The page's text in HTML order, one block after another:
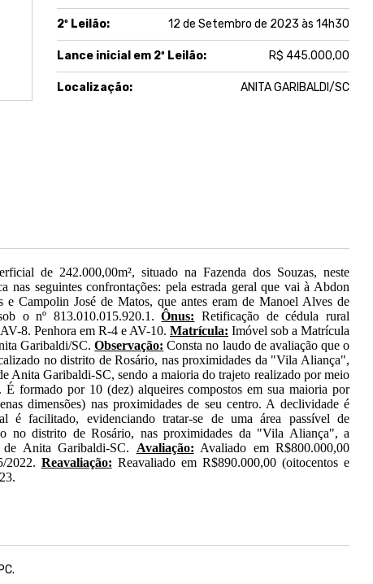
2º Leilão: 12 de Setembro de 2023 às 14h30
Lance inicial em 2º Leilão: R$ 445.000,00
Localização: ANITA GARIBALDI/SC
de 242.000,00m², situado na Fazenda dos Souzas, neste
seguintes confrontações: pela estrada geral que vai à Abdon
Campolin José de Matos, que antes eram de Manoel Alves de
o nº 813.010.015.920.1.Ônus: Retificação de cédula rural
8. Penhora em R-4 e AV-10. Matrícula: Imóvel sob a Matrícula
Garibaldi/SC.Observação: Consta no laudo de avaliação que o
no distrito de Rosário, nas proximidades da "Vila Aliança",
Anita Garibaldi-SC, sendo a maioria do trajeto realizado por meio
É formado por 10 (dez) alqueires compostos em sua maioria por
dimensões) nas proximidades de seu centro. A declividade é
é facilitado, evidenciando tratar-se de uma área passível de
no distrito de Rosário, nas proximidades da "Vila Aliança", a
de Anita Garibaldi-SC. Avaliação: Avaliado em R$800.000,00
2022. Reavaliação: Reavaliado em R$890.000,00 (oitocentos e